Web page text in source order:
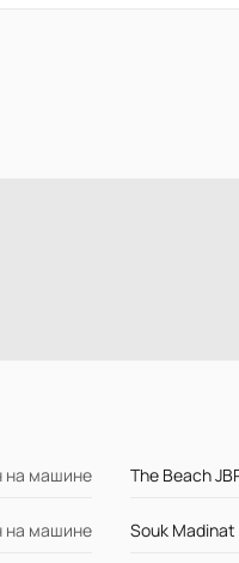
на машине The Beach
на машине Souk